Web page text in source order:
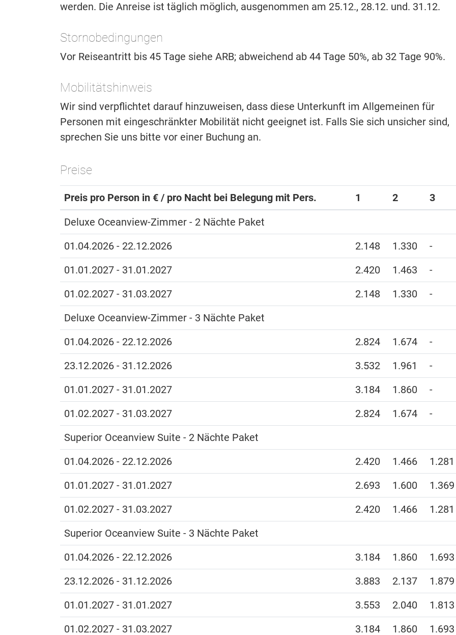
werden. Die Anreise ist täglich möglich, ausgenommen am 25.12., 28.12. und. 31.12.
Stornobedingungen
Vor Reiseantritt bis 45 Tage siehe ARB; abweichend ab 44 Tage 50%, ab 32 Tage 90%.
Mobilitätshinweis
Wir sind verpflichtet darauf hinzuweisen, dass diese Unterkunft im Allgemeinen für
Personen mit eingeschränkter Mobilität nicht geeignet ist. Falls Sie sich unsicher sind,
sprechen Sie uns bitte vor einer Buchung an.
Preise
Preis pro Person in € / pro Nacht bei Belegung mit Pers. 1 2
3
Deluxe Oceanview-Zimmer - 2 Nächte Paket
01.04.2026 - 22.12.2026
2.148 1.330
-
01.01.2027 - 31.01.2027
2.420 1.463
-
01.02.2027 - 31.03.2027
2.148 1.330
-
Deluxe Oceanview-Zimmer - 3 Nächte Paket
01.04.2026 - 22.12.2026
2.824 1.674
-
23.12.2026 - 31.12.2026
3.532 1.961
-
01.01.2027 - 31.01.2027
3.184 1.860
-
01.02.2027 - 31.03.2027
2.824 1.674
-
Superior Oceanview Suite - 2 Nächte Paket
01.04.2026 - 22.12.2026
2.420 1.466
1.281
01.01.2027 - 31.01.2027
2.693 1.600
1.369
01.02.2027 - 31.03.2027
2.420 1.466
1.281
Superior Oceanview Suite - 3 Nächte Paket
01.04.2026 - 22.12.2026
3.184 1.860
1.693
23.12.2026 - 31.12.2026
3.883 2.137
1.879
01.01.2027 - 31.01.2027
3.553 2.040
1.813
01.02.2027 - 31.03.2027
3.184 1.860 1.693